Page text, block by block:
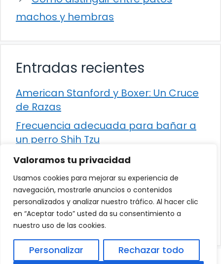
Valoramos tu privacidad
Usamos cookies para mejorar su experiencia de
navegación, mostrarle anuncios o contenidos
personalizados y analizar nuestro tráfico. Al hacer clic
en “Aceptar todo” usted da su consentimiento a
nuestro uso de las cookies.
Personalizar Rechazar todo
machos y hembras
Entradas recientes
American Stanford y Boxer: Un Cruce
de Razas
Frecuencia adecuada para bañar a
un perro Shih Tzu
Comparación entre Apache Storm y
Spark Streaming
Cómo detener la diarrea en un gato
¿Los frutos rojos son seguros para
que los perros los consuman?